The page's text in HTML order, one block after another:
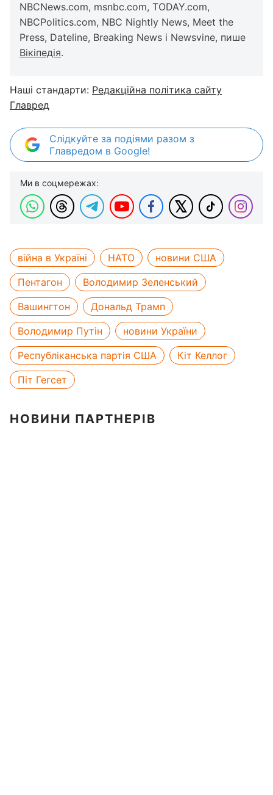
NBCNews.com, msnbc.com, TODAY.com,
NBCPolitics.com, NBC Nightly News, Meet the
Press, Dateline, Breaking News і Newsvine, пише
Вікіпедія.
Наші стандарти: Редакційна політика сайту
Главред
Слідкуйте за подіями разом з
Главредом в Google!
Ми в соцмережах:
війна в Україні НАТО
новини США
Пентагон
Володимир Зеленський
Вашингтон
Дональд Трамп
Володимир Путін
новини України
Республіканська партія США
Кіт Келлог
Піт Гегсет
НОВИНИ ПАРТНЕРІВ